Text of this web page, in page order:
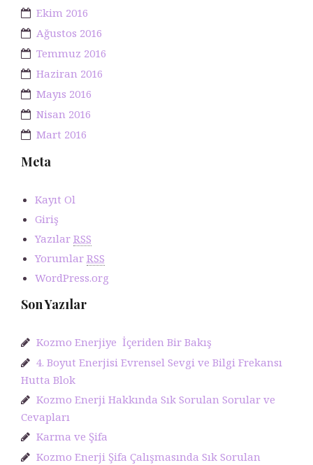
Ekim 2016
Ağustos 2016
Temmuz 2016
Haziran 2016
Mayıs 2016
Nisan 2016
Mart 2016
Meta
Kayıt Ol
Giriş
Yazılar RSS
Yorumlar RSS
WordPress.org
Son Yazılar
Kozmo Enerjiye İçeriden Bir Bakış
4. Boyut Enerjisi Evrensel Sevgi ve Bilgi Frekansı
Hutta Blok
Kozmo Enerji Hakkında Sık Sorulan Sorular ve
Cevapları
Karma ve Şifa
Kozmo Enerji Şifa Çalışmasında Sık Sorulan